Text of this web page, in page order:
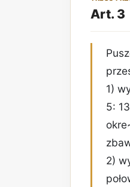
Art. 3
1)
5:
2)